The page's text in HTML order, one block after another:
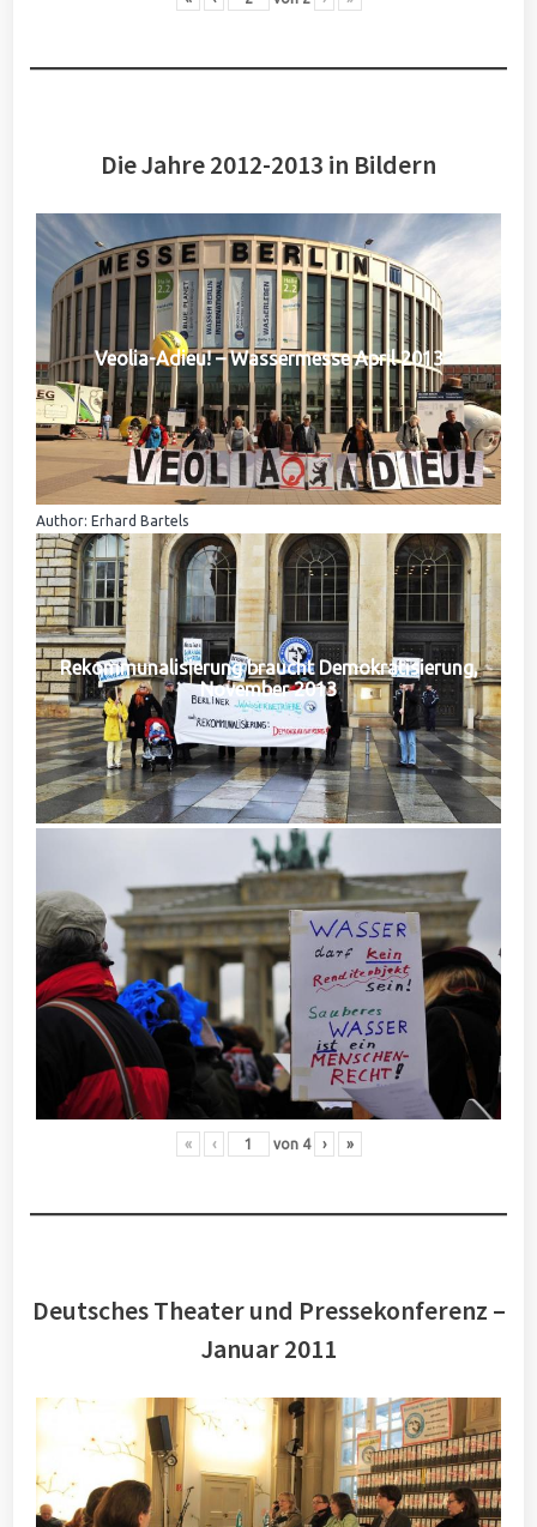
Die Jahre 2012-2013 in Bildern
Veolia-Adieu! – Wassermesse April 2013
Author: Erhard Bartels
Rekommunalisierung braucht Demokratisierung,
November 2013
« ‹ von 4 › »
Deutsches Theater und Pressekonferenz –
Januar 2011